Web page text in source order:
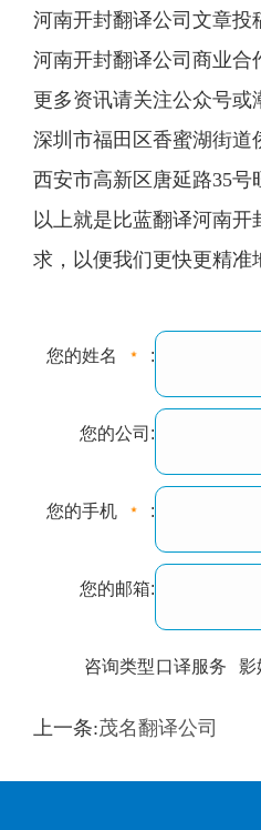
河南开封翻译公司文章投
河南开封翻译公司商业合
更多资讯请关注公众号或
深圳市福田区香蜜湖街道
西安市高新区唐延路35号
以上就是比蓝翻译河南
求，以便我们更快更精准
您的姓名 :
您的公司:
您的手机 :
您的邮箱:
咨询类型口译服务 影
训翻译
上一条:茂名翻译公司